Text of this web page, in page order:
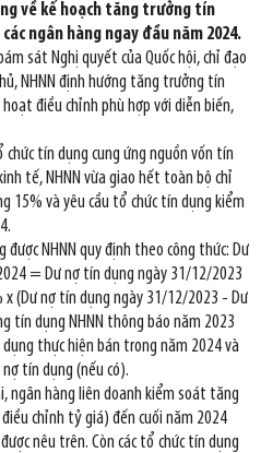
về kế hoạch tăng trưởng tín
ngân hàng ngay đầu năm 2024.
sát Nghị quyết của Quốc hội, chỉ đạo
NHNN định hướng tăng trưởng tín
điều chỉnh phù hợp với diễn biến,
tín dụng cung ứng nguồn vốn tín
tế, NHNN vừa giao hết toàn bộ chỉ
15% và yêu cầu tổ chức tín dụng kiểm
NHNN quy định theo công thức: Dư
= Dư nợ tín dụng ngày 31/12/2023
(Dư nợ tín dụng ngày 31/12/2023 - Dư
dụng NHNN thông báo năm 2023
thực hiện bán trong năm 2024 và
tín dụng (nếu có).
ngân hàng liên doanh kiểm soát tăng
chỉnh tỷ giá) đến cuối năm 2024
nêu trên. Còn các tổ chức tín dụng